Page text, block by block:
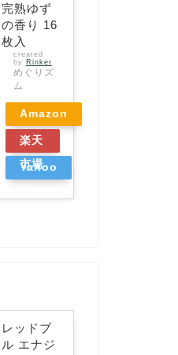
完熟ゆず
の香り 16
枚入
created
by Rinker
めぐりズ
ム
Amazon
楽天
市場
Yahoo
レッドブ
ル エナジ